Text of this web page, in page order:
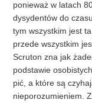
ponieważ w latach
dysydentów do
tym wszystkim jest
przede wszystkim
Scruton zna jak
podstawie
pić, a które są
nieporozumieniem.